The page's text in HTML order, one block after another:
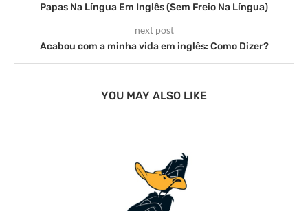
Papas Na Língua Em Inglês (Sem Freio Na Língua)
next post
Acabou com a minha vida em inglês: Como Dizer?
YOU MAY ALSO LIKE